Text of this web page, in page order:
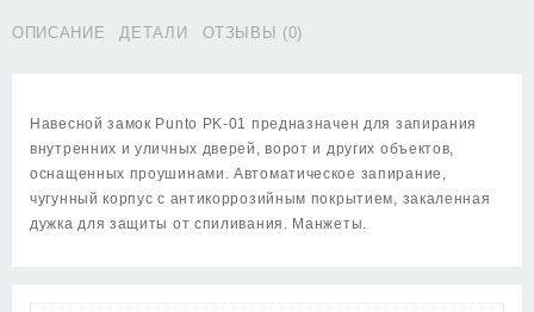
(Пунто)
3
key
англ.ключ.
ОПИСАНИЕ ДЕТАЛИ ОТЗЫВЫ (0)
Навесной замок Punto PK-01 предназначен для запирания
внутренних и уличных дверей, ворот и других объектов,
оснащенных проушинами. Автоматическое запирание,
чугунный корпус с антикоррозийным покрытием, закаленная
дужка для защиты от спиливания. Манжеты.